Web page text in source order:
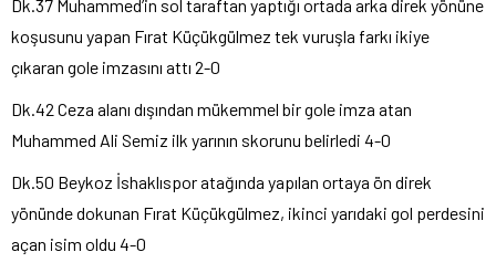
Dk.37 Muhammed’in sol taraftan yaptığı ortada arka direk yönüne
koşusunu yapan Fırat Küçükgülmez tek vuruşla farkı ikiye
çıkaran gole imzasını attı 2-0
Dk.42 Ceza alanı dışından mükemmel bir gole imza atan
Muhammed Ali Semiz ilk yarının skorunu belirledi 4-0
Dk.50 Beykoz İshaklıspor atağında yapılan ortaya ön direk
yönünde dokunan Fırat Küçükgülmez, ikinci yarıdaki gol perdesini
açan isim oldu 4-0